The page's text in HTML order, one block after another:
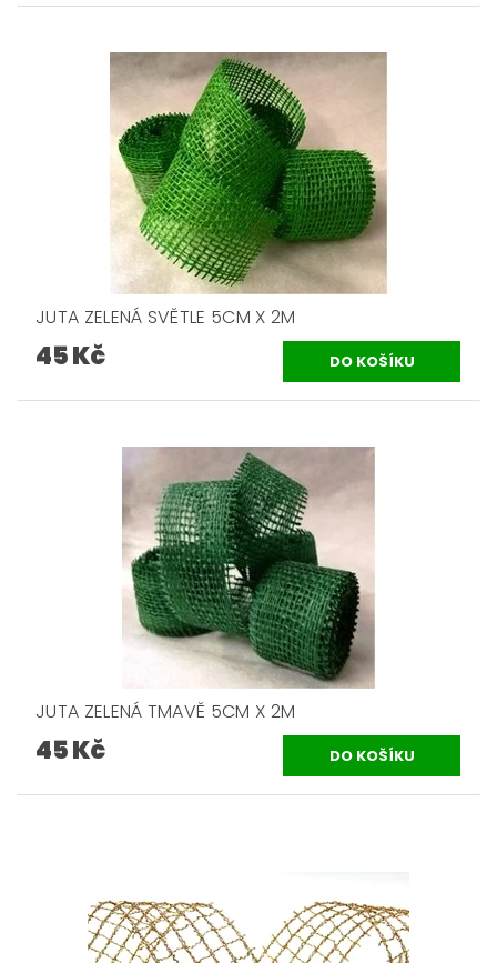
JUTA ZELENÁ SVĚTLE 5CM X 2M
45 Kč
JUTA ZELENÁ TMAVĚ 5CM X 2M
45 Kč